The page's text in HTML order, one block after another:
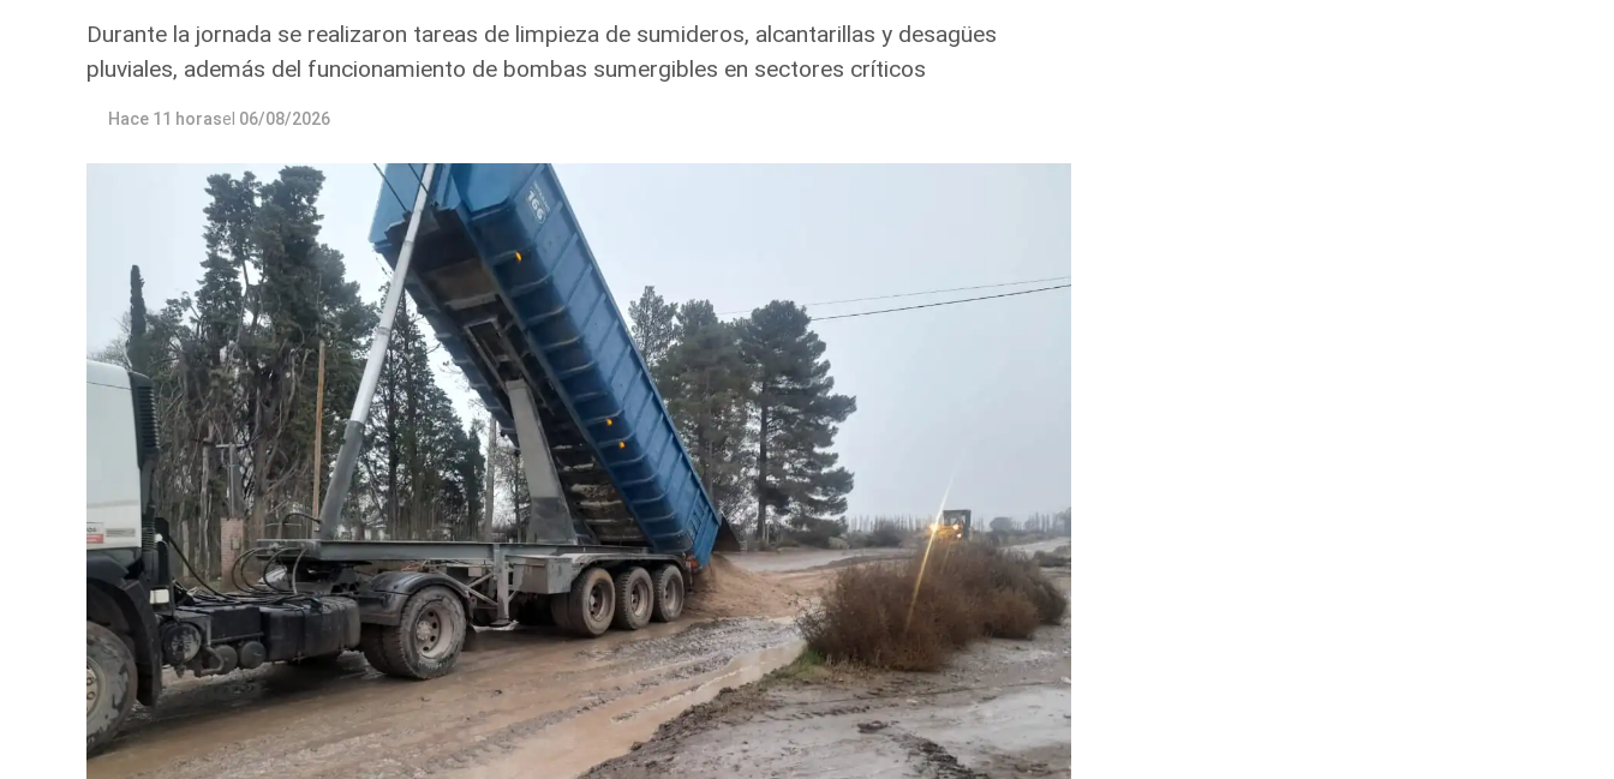
Durante la jornada se realizaron tareas de limpieza de sumideros, alcantarillas y desagües
pluviales, además del funcionamiento de bombas sumergibles en sectores críticos
Hace 11 horasel 06/08/2026